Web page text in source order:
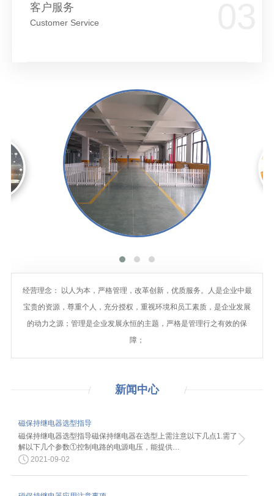
客户服务
Customer Service
经营理念： 以人为本，严格管理，改革创新，优质服务。人是企业中最
宝贵的资源，尊重个人，充分授权，重视环境和员工素质，是企业发展
的动力之源；管理是企业发展永恒的主题，严格是管理行之有效的保
障；
新闻 中心
磁保持继电器选型指导
磁保持继电器选型指导磁保持继电器在选型上需注意以下几点1.需了
解以下几个参数①控制电路的电源电压，能提供…
2021-09-02